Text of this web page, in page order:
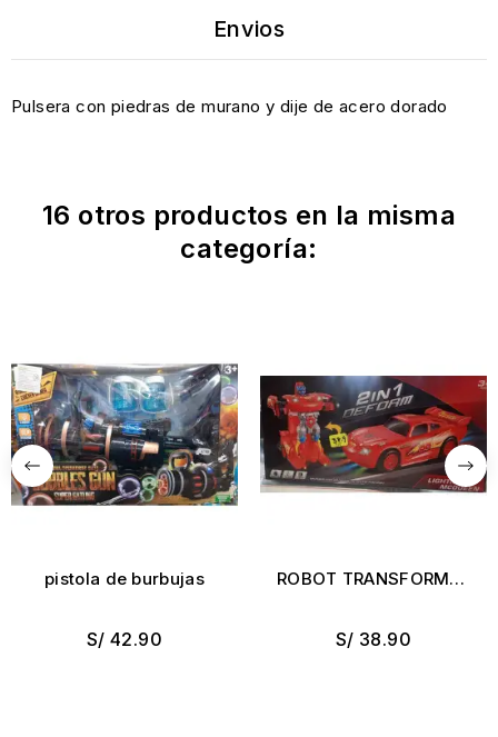
Envios
Pulsera con piedras de murano y dije de acero dorado
16 otros productos en la misma
categoría:
pistola de burbujas
S/ 42.90
ROBOT TRANSFORMER
S/ 38.90